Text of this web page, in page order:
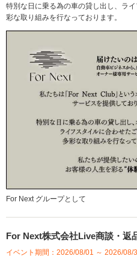
特別な日に乗る為の車の貸し出し、ラ
彩な取り組みを行なっております。
For Next グループとして
For Next株式会社Live商談・返
イベント期間：2026/08/01 ～ 2026/08/